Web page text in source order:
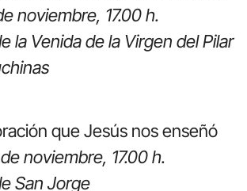
noviembre, 17.00 h.
la Venida de la Virgen del Pilar
que Jesús nos enseñó
noviembre, 17.00 h.
San Jorge